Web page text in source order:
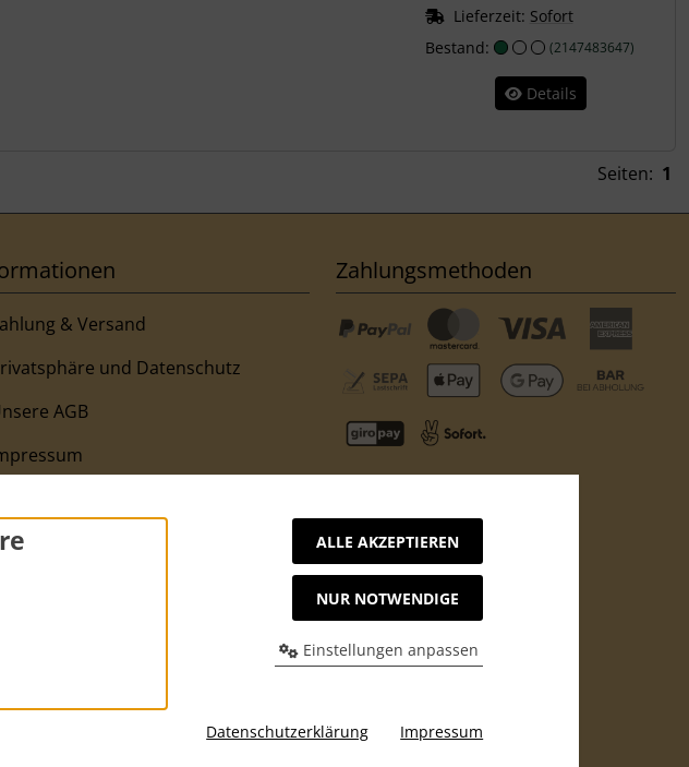
Lieferzeit: Sofort
Bestand:
(2147483647)
Details
Seiten: 1
& Versand
und Datenschutz
AGB
Zahlungsmethoden
Preis bei HandMaker.de.
ALLE AKZEPTIEREN
NUR NOTWENDIGE
Einstellungen anpassen
Datenschutzerklärung Impressum